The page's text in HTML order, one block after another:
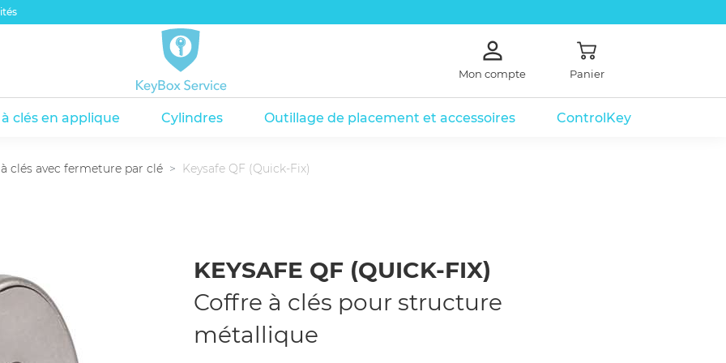
Mon compte Panier
à clés avec fermeture par code Coffres à clés avec fermeture électronique
clés en applique
à clé avec fermeture par code Coffres à clés avec fermeture électronique
Cylindres
sécurité Cylindres Electroniques
Outillage de placement et accessoires
et accessoires
Colles Pictogrammes
ControlKey
clés avec fermeture par clé Keysafe QF (Quick-Fix)
KEYSAFE QF (QUICK-FIX)
Coffre à clés pour structure
métallique